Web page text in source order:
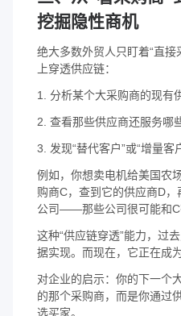
挖掘隐性商机
绝大多数外贸人只盯着“直
上穿透供应链：
1. 分析某个大采购商的现有
2. 查看那些供应商还服务哪
3. 发现“替代客户”或“增量客
例如，你想卖电机给美国农
购商C，查到它的供应商D
公司——那些公司很可能和C
这种“供应链穿透”能力，过
据实现。而现在，它正在成
对企业的启示：你的下一个
的那个采购商，而是你通过
选买家。